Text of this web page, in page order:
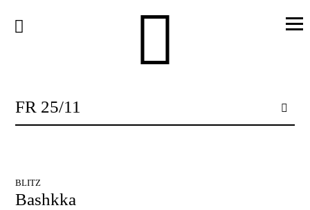
FR 25/11
BLITZ
Bashkka